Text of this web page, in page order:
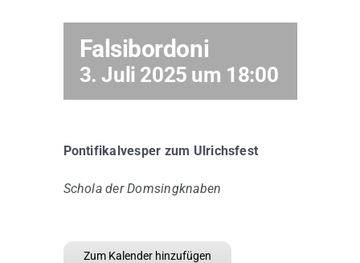
Falsibordoni
3. Juli 2025 um 18:00
Pontifikalvesper zum Ulrichsfest
Schola der Domsingknaben
Zum Kalender hinzufügen